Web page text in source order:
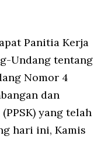
Panitia Kerja
Undang tentang
Nomor 4
dan
yang telah
hari ini, Kamis